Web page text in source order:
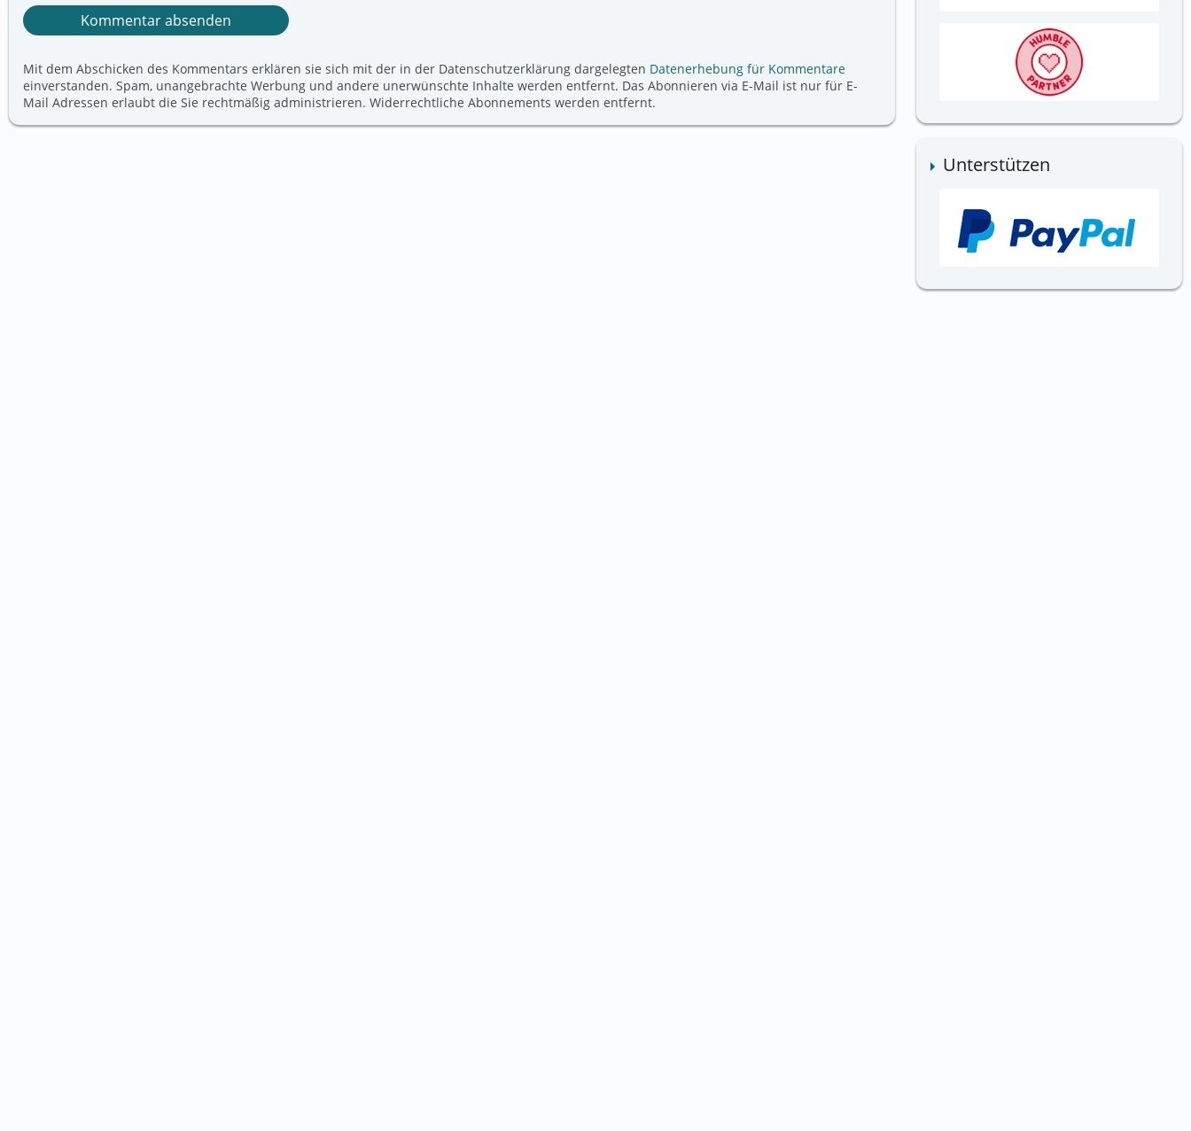
Unterstützen
Mit dem Abschicken des Kommentars erklären sie sich mit der in der Datenschutzerklärung dargelegten Datenerhebung für Kommentare
einverstanden. Spam, unangebrachte Werbung und andere unerwünschte Inhalte werden entfernt. Das Abonnieren via E-Mail ist nur für E-
Mail Adressen erlaubt die Sie rechtmäßig administrieren. Widerrechtliche Abonnements werden entfernt.